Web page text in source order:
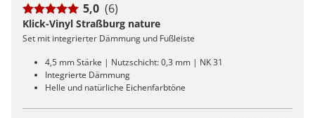
5,0 (6)
Klick-Vinyl Straßburg nature
Set mit integrierter Dämmung und Fußleiste
4,5 mm Stärke | Nutzschicht: 0,3 mm | NK 31
Integrierte Dämmung
Helle und natürliche Eichenfarbtöne